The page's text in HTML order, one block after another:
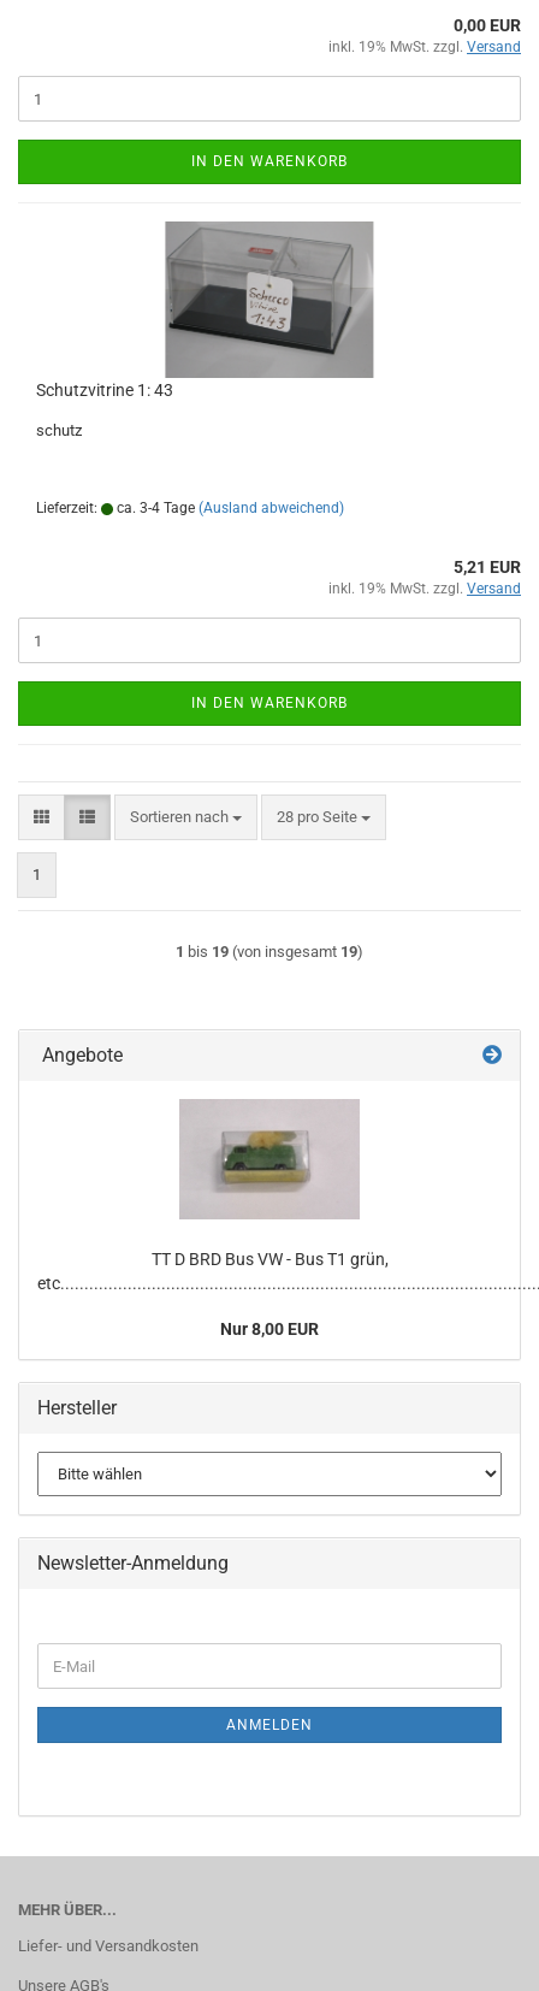
0,00 EUR
inkl. 19% MwSt. zzgl. Versand
IN DEN WARENKORB
Schutzvitrine 1: 43
schutz
Lieferzeit: ca. 3-4 Tage (Ausland abweichend)
5,21 EUR
inkl. 19% MwSt. zzgl. Versand
IN DEN WARENKORB
Sortieren nach
Sortieren nach 28 pro Seite
pro Seite
1
1 bis 19 (von insgesamt 19)
Angebote
TT D BRD Bus VW - Bus T1 grün,
Nur 8,00 EUR
Hersteller
Newsletter-Anmeldung
ZUR
E-
Mail
ANMELDEN
MEHR ÜBER...
Liefer- und Versandkosten
Unsere AGB's